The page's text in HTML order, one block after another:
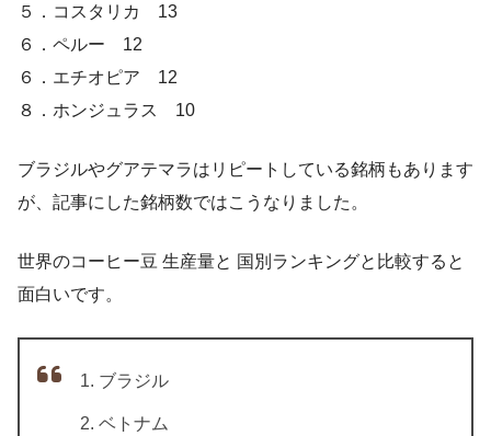
５．コスタリカ 13
６．ペルー 12
６．エチオピア 12
８．ホンジュラス 10
ブラジルやグアテマラはリピートしている銘柄もあります
が、記事にした銘柄数ではこうなりました。
世界のコーヒー豆 生産量と 国別ランキングと比較すると
面白いです。
ブラジル
ベトナム